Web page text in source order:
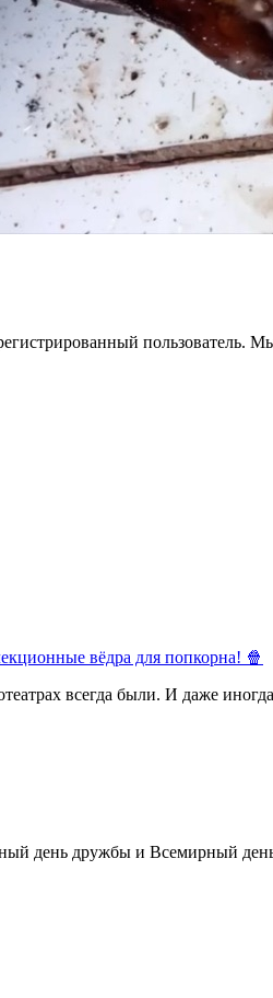
пользователь.
вёдра для попкорна! 🍿
всегда были. И даже
день дружбы и Всемирный